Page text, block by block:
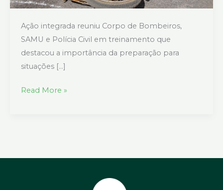
Ação integrada reuniu Corpo de Bombeiros,
SAMU e Polícia Civil em treinamento que
destacou a importância da preparação para
situações […]
Read More »